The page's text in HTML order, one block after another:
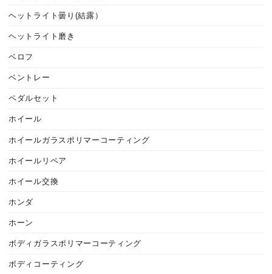
ヘットライト曇り(結露）
ヘットライト磨き
ベロフ
ベントレー
ペダルセット
ホイール
ホイールガラスポリマーコーティング
ホイールリペア
ホイール交換
ホンダ
ホーン
ボディガラスポリマーコーティング
ボディコーティング